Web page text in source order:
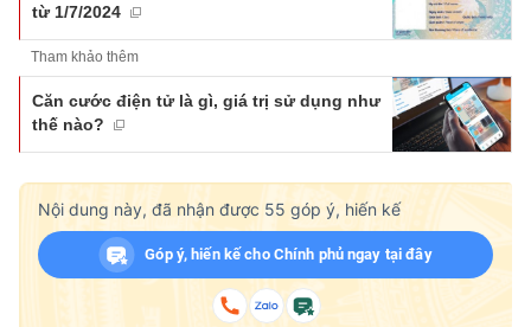
từ 1/7/2024
Tham khảo thêm
Căn cước điện tử là gì, giá trị sử dụng như
thế nào?
Nội dung này, đã nhận được 55 góp ý, hiến kế
Góp ý, hiến kế cho Chính phủ ngay tại đây